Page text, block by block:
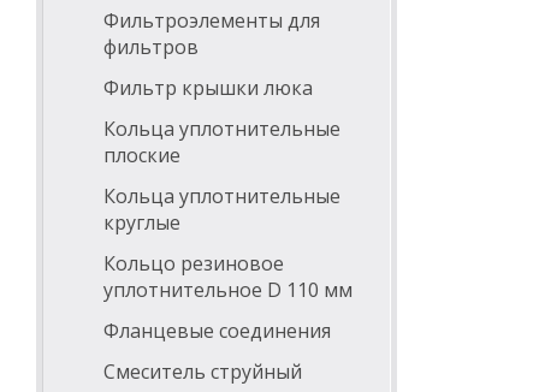
Фильтроэлементы для
фильтров
Фильтр крышки люка
Кольца уплотнительные
плоские
Кольца уплотнительные
круглые
Кольцо резиновое
уплотнительное D 110 мм
Фланцевые соединения
Смеситель струйный